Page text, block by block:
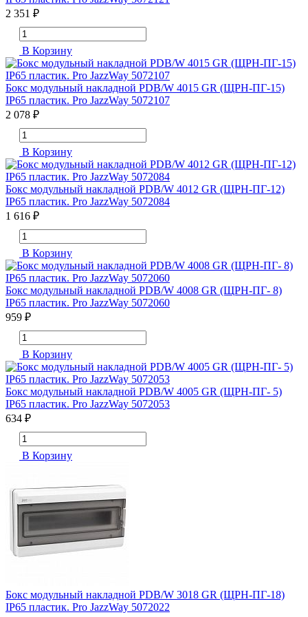
2 351 ₽
В Корзину
Бокс модульный накладной PDB/W 4015 GR (ЩРН-ПГ-15)
IP65 пластик. Pro JazzWay 5072107
2 078 ₽
В Корзину
Бокс модульный накладной PDB/W 4012 GR (ЩРН-ПГ-12)
IP65 пластик. Pro JazzWay 5072084
1 616 ₽
В Корзину
Бокс модульный накладной PDB/W 4008 GR (ЩРН-ПГ- 8)
IP65 пластик. Pro JazzWay 5072060
959 ₽
В Корзину
Бокс модульный накладной PDB/W 4005 GR (ЩРН-ПГ- 5)
IP65 пластик. Pro JazzWay 5072053
634 ₽
В Корзину
Бокс модульный накладной PDB/W 3018 GR (ЩРН-ПГ-18)
IP65 пластик. Pro JazzWay 5072022